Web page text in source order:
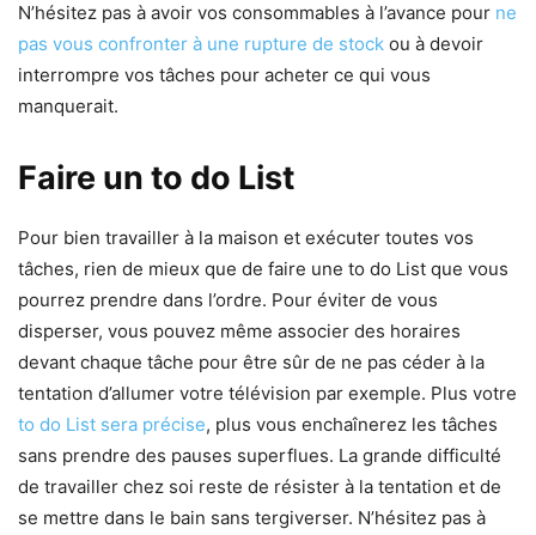
N’hésitez pas à avoir vos consommables à l’avance pour ne
pas vous confronter à une rupture de stock ou à devoir
interrompre vos tâches pour acheter ce qui vous
manquerait.
Faire un to do List
Pour bien travailler à la maison et exécuter toutes vos
tâches, rien de mieux que de faire une to do List que vous
pourrez prendre dans l’ordre. Pour éviter de vous
disperser, vous pouvez même associer des horaires
devant chaque tâche pour être sûr de ne pas céder à la
tentation d’allumer votre télévision par exemple. Plus votre
to do List sera précise, plus vous enchaînerez les tâches
sans prendre des pauses superflues. La grande difficulté
de travailler chez soi reste de résister à la tentation et de
se mettre dans le bain sans tergiverser. N’hésitez pas à